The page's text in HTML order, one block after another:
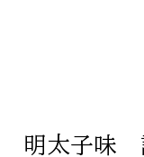
明太子味